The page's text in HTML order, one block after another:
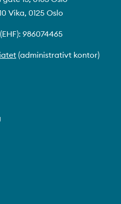
Vika, 0125 Oslo
986074465
(administrativt kontor)